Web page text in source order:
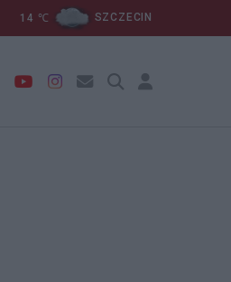
14 ℃ SZCZECIN